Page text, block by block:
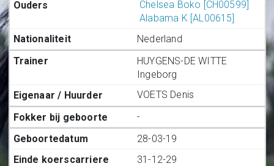
Chelsea Boko [CH00599]
Alabama K [AL00615]
Nederland
HUYGENS-DE WITTE
Ingeborg
VOETS Denis
-
28-03-19
31-12-29